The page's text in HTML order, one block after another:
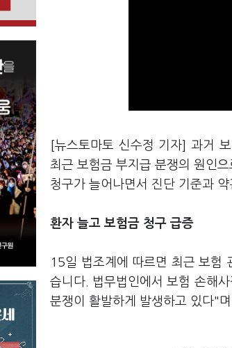
[뉴스토마토 신수정 기자] 과거
최근 보험금 부지급 분쟁의 원인
청구가 늘어나면서 진단 기준과
환자 늘고 보험금 청구 급증
15일 법조계에 따르면 최근 보험
습니다. 법무법인에서 보험 손해
분쟁이 활발하게 발생하고 있다"